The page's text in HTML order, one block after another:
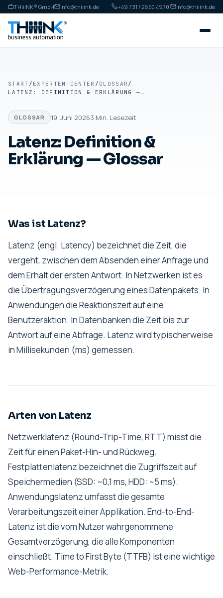
THiiiNK® GmbH info@thiiink.de +49 731 / 2650 4970· info@thiiink.de
START / EXPERTEN-CENTER / GLOSSAR /
LATENZ: DEFINITION & ERKLÄRUNG — GLOSSAR
GLOSSAR 19. Juni 20263 Min. Lesezeit
Latenz: Definition &
Erklärung — Glossar
Was ist Latenz?
Latenz (engl. Latency) bezeichnet die Zeit, die
vergeht, zwischen dem Absenden einer Anfrage und
dem Erhalt der ersten Antwort. In Netzwerken ist es
die Übertragungsverzögerung eines Datenpakets. In
Anwendungen die Reaktionszeit auf eine
Benutzeraktion. In Datenbanken die Zeit bis zur
Antwort auf eine Abfrage. Latenz wird typischerweise
in Millisekunden (ms) gemessen.
Arten von Latenz
Netzwerklatenz (Round-Trip-Time, RTT) misst die
Zeit für einen Paket-Hin- und Rückweg.
Festplattenlatenz bezeichnet die Zugriffszeit auf
Speichermedien (SSD: ~0,1 ms, HDD: ~5 ms).
Anwendungslatenz umfasst die gesamte
Verarbeitungszeit einer Applikation. End-to-End-
Latenz ist die vom Nutzer wahrgenommene
Gesamtverzögerung, die alle Komponenten
einschließt. Time to First Byte (TTFB) ist eine wichtige
Web-Performance-Metrik.